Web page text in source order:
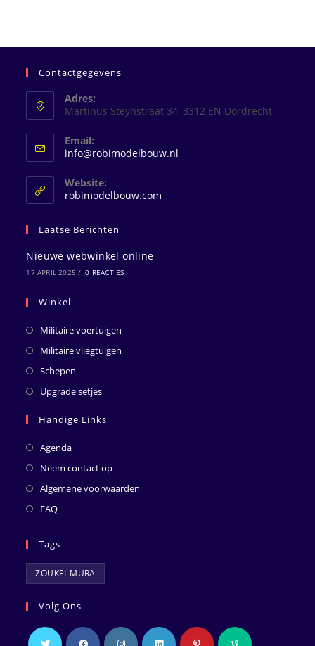
Contactgegevens
Adres:
Martinus Steynstraat 34, 3312 EN Dordrecht
Email:
info@robimodelbouw.nl
Website:
robimodelbouw.com
Laatse Berichten
Nieuwe webwinkel online
17 APRIL 2025 / 0 REACTIES
Winkel
Militaire voertuigen
Militaire vliegtuigen
Schepen
Upgrade setjes
Handige Links
Agenda
Neem contact op
Algemene voorwaarden
FAQ
Tags
ZOUKEI-MURA
Volg Ons